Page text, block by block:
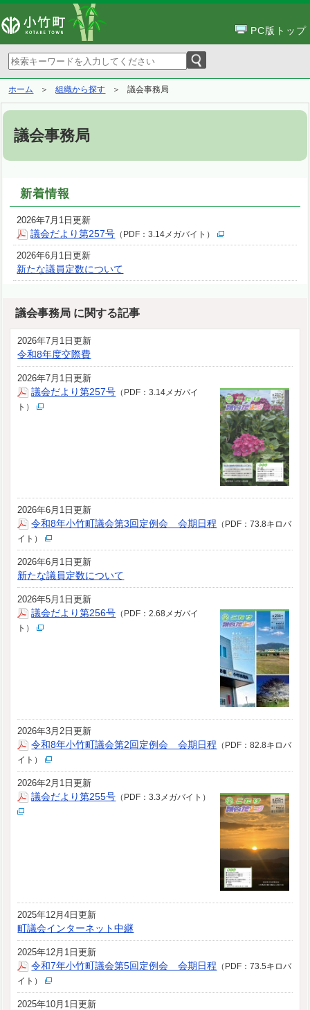
PC版トップ
ホーム 組織から探す 議会事務局
議会事務局
新着情報
2026年7月1日更新
議会だより第257号 （PDF：3.14メガバイト）
2026年6月1日更新
新たな議員定数について
議会事務局 に関する記事
2026年7月1日更新
令和8年度交際費
2026年7月1日更新
議会だより第257号 （PDF：3.14メガバイ
ト）
2026年6月1日更新
令和8年小竹町議会第3回定例会 会期日程 （PDF：73.8キロバ
イト）
2026年6月1日更新
新たな議員定数について
2026年5月1日更新
議会だより第256号 （PDF：2.68メガバイ
ト）
2026年3月2日更新
令和8年小竹町議会第2回定例会 会期日程 （PDF：82.8キロバ
イト）
2026年2月1日更新
議会だより第255号 （PDF：3.3メガバイト）
2025年12月4日更新
町議会インターネット中継
2025年12月1日更新
令和7年小竹町議会第5回定例会 会期日程 （PDF：73.5キロバ
イト）
2025年10月1日更新